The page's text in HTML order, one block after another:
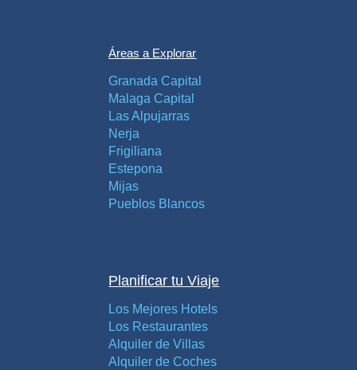
Áreas a Explorar
Granada Capital
Malaga Capital
Las Alpujarras
Nerja
Frigiliana
Estepona
Mijas
Pueblos Blancos
Planificar tu Viaje
Los Mejores Hotels
Los Restaurantes
Alquiler de Villas
Alquiler de Coches